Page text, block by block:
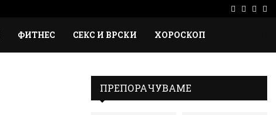
Facebook
ФИТНЕС СЕКС И ВРСКИ ХОРОСКОП
ПРЕПОРАЧУВАМЕ